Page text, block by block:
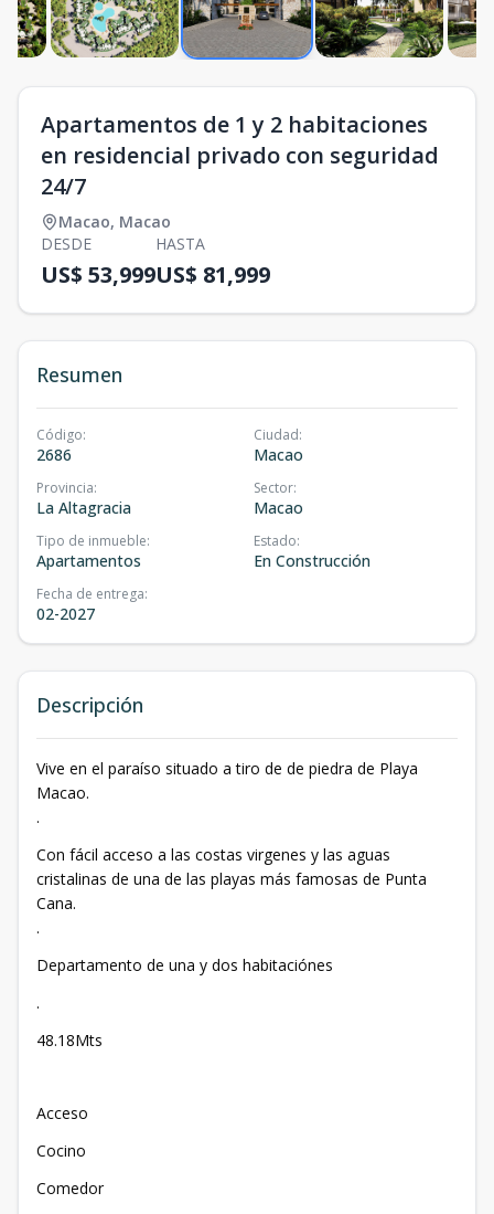
Apartamentos de 1 y 2 habitaciones
en residencial privado con seguridad
24/7
Macao, Macao
DESDE
US$ 53,999
HASTA
US$ 81,999
Resumen
Código:
2686
Ciudad:
Macao
Provincia:
La Altagracia
Sector:
Macao
Tipo de inmueble:
Apartamentos
Estado:
En Construcción
Fecha de entrega:
02-2027
Descripción
Vive en el paraíso situado a tiro de de piedra de Playa
Macao.
.
Con fácil acceso a las costas virgenes y las aguas
cristalinas de una de las playas más famosas de Punta
Cana.
.
Departamento de una y dos habitaciónes
.
48.18Mts
Acceso
Cocino
Comedor